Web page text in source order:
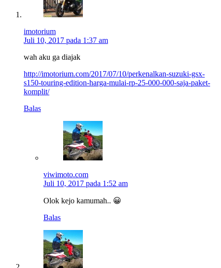
imotorium
Juli 10, 2017 pada 1:37 am
wah aku ga diajak
http://imotorium.com/2017/07/10/perkenalkan-suzuki-gsx-
s150-touring-edition-harga-mulai-rp-25-000-000-saja-paket-
komplit/
Balas
viwimoto.com
Juli 10, 2017 pada 1:52 am
Olok kejo kamumah.. 😀
Balas